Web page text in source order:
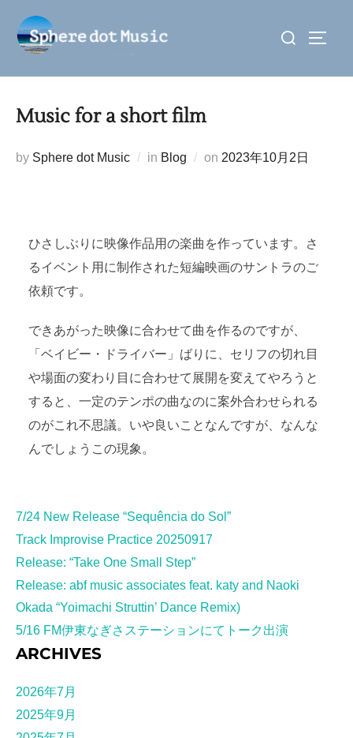
ン
検
対
Music for a short film
by Sphere dot Music in Blog on 投
2023年10月2日
ひさしぶりに映像作品用の楽曲を作っています。さ
るイベント用に制作された短編映画のサントラのご
依頼です。
できあがった映像に合わせて曲を作るのですが、
「ベイビー・ドライバー」ばりに、セリフの切れ目
や場面の変わり目に合わせて展開を変えてやろうと
すると、一定のテンポの曲なのに案外合わせられる
のがこれ不思議。いや良いことなんですが、なんな
んでしょうこの現象。
7/24 New Release “Sequência do Sol”
Track Improvise Practice 20250917
Release: “Take One Small Step”
Release: abf music associates feat. katy and Naoki
Okada “Yoimachi Struttin’ Dance Remix)
5/16 FM伊東なぎさステーションにてトーク出演
ARCHIVES
2026年7月
2025年9月